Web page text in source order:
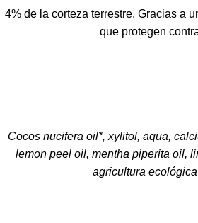
4% de la corteza terrestre. Gracias a
que protegen
Cocos nucifera oil*, xylitol, aqua,
lemon peel oil, mentha piperita oil,
agricultura